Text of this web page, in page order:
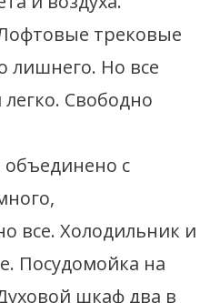
трековые
лишнего. Но все
Свободно
объединено с
все. Холодильник и
Посудомойка на
шкаф два в